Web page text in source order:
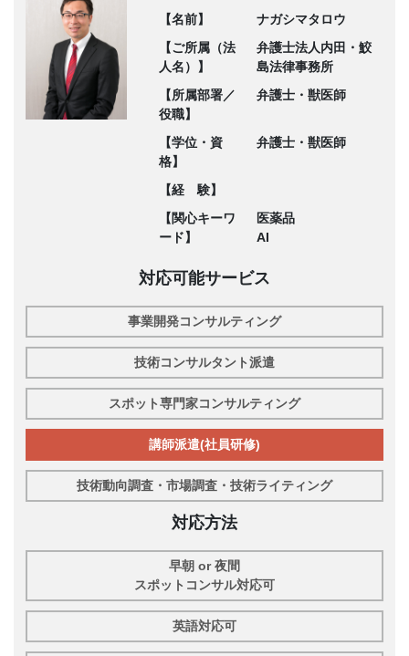
【名前】
ナガシマタロウ
【ご所属（法
人名）】
弁護士法人内田・鮫
島法律事務所
【所属部署／
役職】
弁護士・獣医師
【学位・資
格】
弁護士・獣医師
【経 験】
【関心キーワ
ード】
医薬品
AI
対応可能サービス
事業開発コンサルティング
技術コンサルタント派遣
スポット専門家コンサルティング
講師派遣(社員研修)
技術動向調査・市場調査・技術ライティング
対応方法
早朝 or 夜間
スポットコンサル対応可
英語対応可